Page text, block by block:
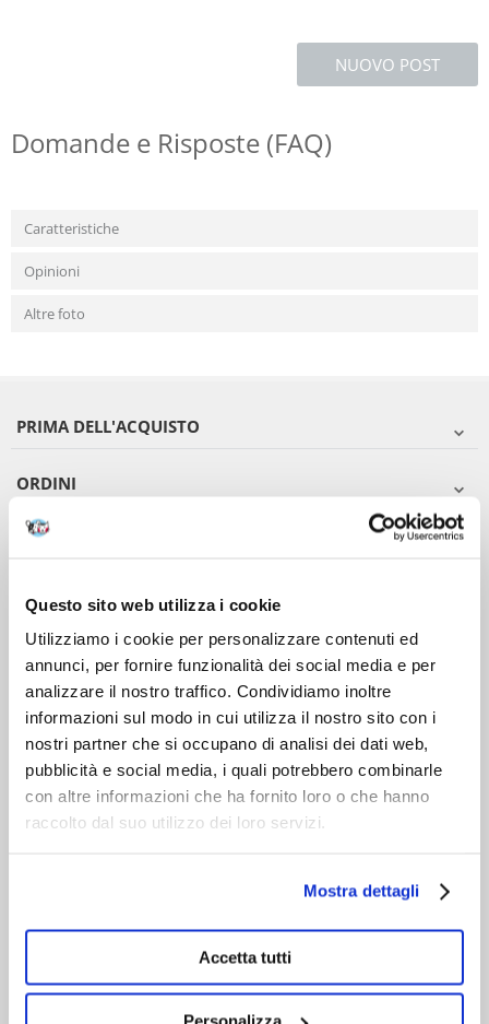
Questo sito web utilizza i cookie
Utilizziamo i cookie per personalizzare contenuti ed
annunci, per fornire funzionalità dei social media e per
analizzare il nostro traffico. Condividiamo inoltre
informazioni sul modo in cui utilizza il nostro sito con i
nostri partner che si occupano di analisi dei dati web,
pubblicità e social media, i quali potrebbero combinarle
con altre informazioni che ha fornito loro o che hanno
raccolto dal suo utilizzo dei loro servizi.
Mostra dettagli
Accetta tutti
NUOVO POST
Domande e Risposte (FAQ)
Caratteristiche
Opinioni
Altre foto
PRIMA DELL'ACQUISTO
ORDINI
DOPO L'ACQUISTO
VIENI A CONOSCERCI